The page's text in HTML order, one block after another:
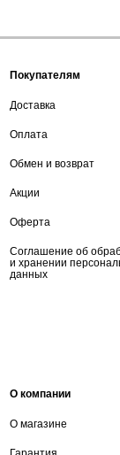
Покупателям
Доставка
Оплата
Обмен и возврат
Акции
Оферта
Соглашение об
и хранении
данных
О компании
О магазине